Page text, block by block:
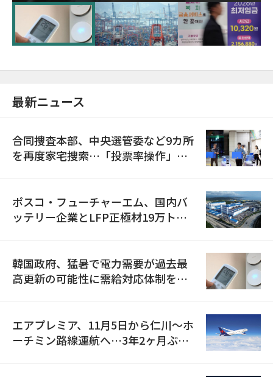
に需給対応体制を点検
最新ニュース
合同捜査本部、中央選管委など9カ所
を再度家宅捜索…「投票率操作」の
ポスコ・フューチャーエム、国内バ
ッテリー企業とLFP正極材19万トン
韓国政府、猛暑で電力需要が過去最
高更新の可能性に需給対応体制を点
エアプレミア、11月5日から仁川〜ホ
ーチミン路線運航へ…3年2ヶ月ぶり